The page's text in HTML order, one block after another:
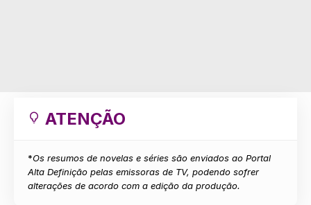
ATENÇÃO
*Os resumos de novelas e séries são enviados ao Portal
Alta Definição pelas emissoras de TV, podendo sofrer
alterações de acordo com a edição da produção.